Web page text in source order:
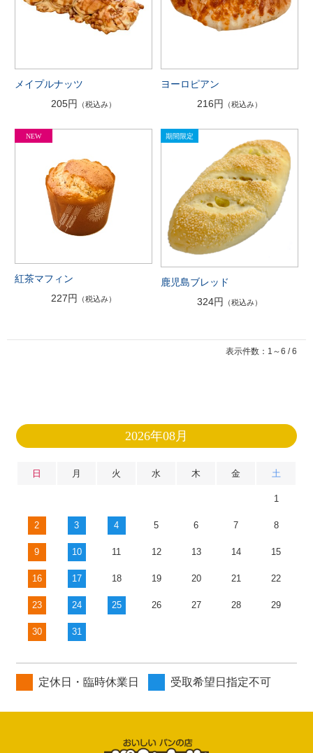
メイプルナッツ
205円
（税込み）
ヨーロピアン
216円
（税込み）
紅茶マフィン
227円
（税込み）
鹿児島ブレッド
324円
（税込み）
表示件数：1～6 / 6
2026年08月
日 月 火 水 木 金 土
1
2 3 4 5 6 7 8
9 10 11 12 13 14 15
16 17 18 19 20 21 22
23 24 25 26 27 28 29
30 31
定休日・臨時休業日 受取希望日指定不可